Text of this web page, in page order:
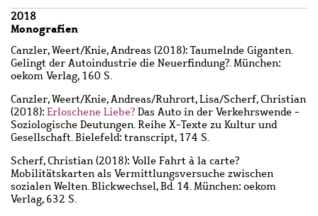
2018
Monografien
Canzler, Weert/Knie, Andreas (2018): Taumelnde Giganten.
Gelingt der Autoindustrie die Neuerfindung?. München:
oekom Verlag, 160 S.
Canzler, Weert/Knie, Andreas/Ruhrort, Lisa/Scherf, Christian
(2018): Erloschene Liebe? Das Auto in der Verkehrswende -
Soziologische Deutungen. Reihe X-Texte zu Kultur und
Gesellschaft. Bielefeld: transcript, 174 S.
Scherf, Christian (2018): Volle Fahrt à la carte?
Mobilitätskarten als Vermittlungsversuche zwischen
sozialen Welten. Blickwechsel, Bd. 14. München: oekom
Verlag, 632 S.